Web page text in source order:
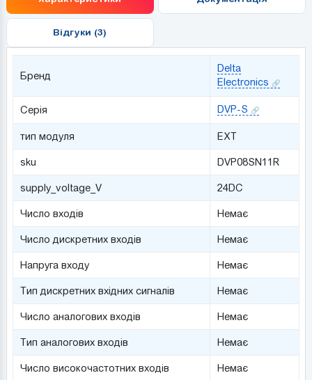
Відгуки (3)
Бренд
Delta
Electronics
Серія DVP-S
тип модуля EXT
sku DVP08SN11R
supply_voltage_V 24DC
Число входів Немає
Число дискретних входів Немає
Напруга входу Немає
Тип дискретних вхідних сигналів Немає
Число аналогових входів Немає
Тип аналогових входів Немає
Число високочастотних входів Немає